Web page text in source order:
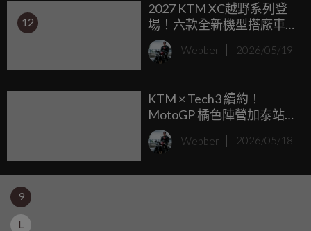
12
2027 KTM XC越野系列登
場！六款全新機型搭廠車
賽道塗裝直接殺出
Webber 2026/05/19
KTM × Tech3 續約！
MotoGP 橘色陣營加泰站宣
告工廠全支援，Honda 傳
言就此終結
Webber 2026/05/18
9
L